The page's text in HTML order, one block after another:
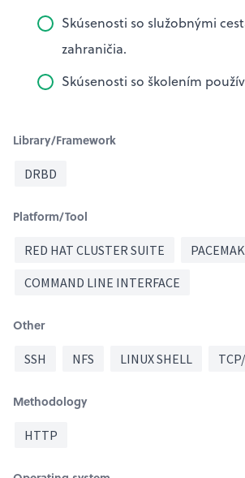
Skúsenosti so služobnými
zahraničia.
Skúsenosti so školením
Library/Framework
DRBD
Platform/Tool
RED HAT CLUSTER SUITE
COMMAND LINE INTERFACE
Other
SSH NFS LINUX SHELL
Methodology
HTTP